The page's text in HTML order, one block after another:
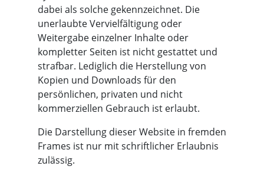
dabei als solche gekennzeichnet. Die
unerlaubte Vervielfältigung oder
Weitergabe einzelner Inhalte oder
kompletter Seiten ist nicht gestattet und
strafbar. Lediglich die Herstellung von
Kopien und Downloads für den
persönlichen, privaten und nicht
kommerziellen Gebrauch ist erlaubt.
Die Darstellung dieser Website in fremden
Frames ist nur mit schriftlicher Erlaubnis
zulässig.